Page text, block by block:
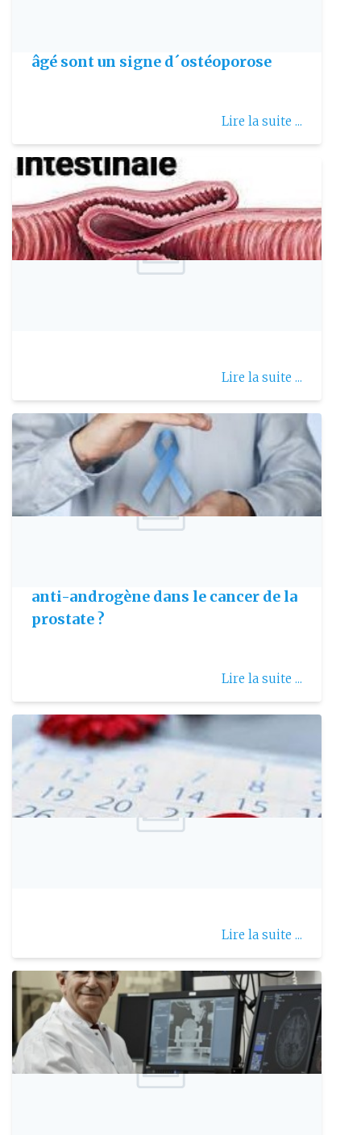
âgé sont un signe d´ostéoporose
Lire la suite ...
Lire la suite ...
anti-androgène dans le cancer de la
prostate ?
Lire la suite ...
Lire la suite ...